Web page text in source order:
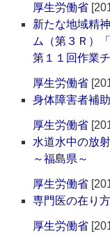
厚生労働省
新たな地域精
ム（第３Ｒ）
第１１回作業
厚生労働省
身体障害者補
厚生労働省
水道水中の放
～福島県～
厚生労働省
専門医の在り
厚生労働省